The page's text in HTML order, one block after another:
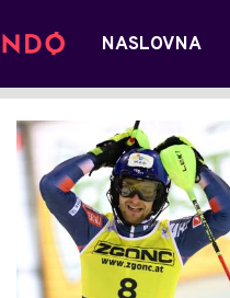
NASLOVNA